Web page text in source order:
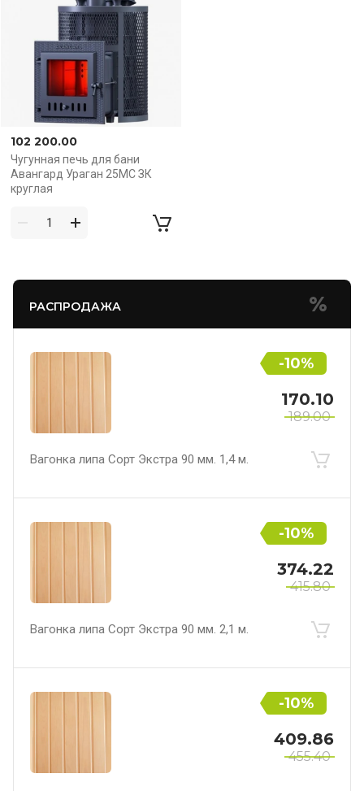
РАСПРОДАЖА
189.00
170.10
Вагонка липа Сорт Экстра 90 мм. 1,4 м.
-10%
415.80
374.22
Вагонка липа Сорт Экстра 90 мм. 2,1 м.
-10%
455.40
409.86
-10%
102 200.00
Чугунная печь для бани
Авангард Ураган 25МС ЗК
круглая